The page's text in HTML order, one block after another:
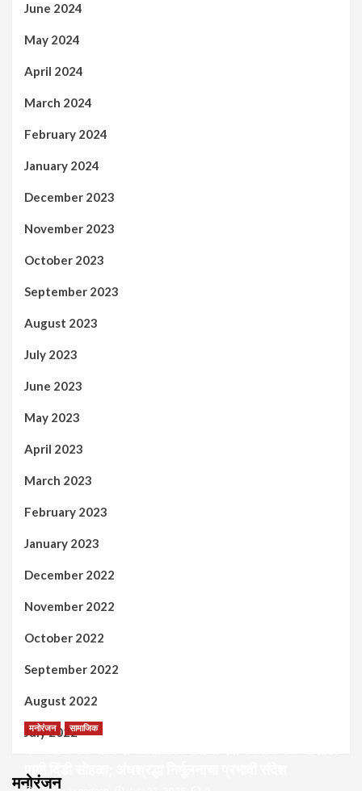
June 2024
May 2024
April 2024
March 2024
February 2024
January 2024
December 2023
November 2023
October 2023
September 2023
August 2023
July 2023
June 2023
May 2023
April 2023
March 2023
February 2023
January 2023
December 2022
November 2022
October 2022
September 2022
August 2022
July 2022
मनोरंजन
मनोरंजन सामाजिक
पायी दिंडी सोहळा; अंधश्रद्धा निर्मूलनाचा प्रभावी संदेश